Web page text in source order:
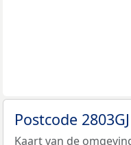
Postcode
Kaart van de